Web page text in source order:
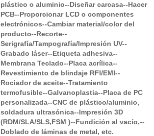
plástico o aluminio--Diseñar carcasa--Hacer
PCB--Proporcionar LCD o componentes
electrónicos--Cambiar material/color del
producto--Recorte--
Serigrafía/Tampografía/Impresión UV--
Grabado láser--Etiqueta adhesiva--
Membrana Teclado--Placa acrílica--
Revestimiento de blindaje RFI/EMI--
Rociador de aceite--Tratamiento
termofusible--Galvanoplastia--Placa de PC
personalizada--CNC de plástico/aluminio,
soldadura ultrasónica--Impresión 3D
(RDM/SLA/SLS,FSM )--Fundición al vacío,--
Doblado de láminas de metal, etc.